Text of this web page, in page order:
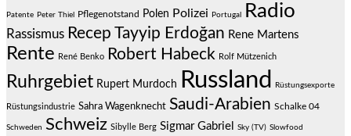
Patente Peter Thiel Pflegenotstand Polen Polizei Portugal Radio
Rassismus Recep Tayyip Erdoğan Rene Martens
Rente René Benko Robert Habeck Rolf Mützenich
Ruhrgebiet Rupert Murdoch Russland Rüstungsexporte
Rüstungsindustrie Sahra Wagenknecht Saudi-Arabien Schalke 04
Schweden Schweiz Sibylle Berg Sigmar Gabriel Sky (TV) Slowfood